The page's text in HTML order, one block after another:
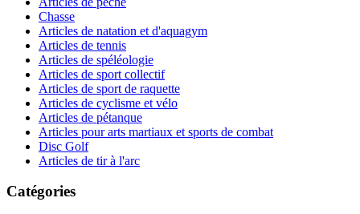
Chasse
Articles de natation et d'aquagym
Articles de tennis
Articles de spéléologie
Articles de sport collectif
Articles de sport de raquette
Articles de cyclisme et vélo
Articles de pétanque
Articles pour arts martiaux et sports de combat
Disc Golf
Articles de tir à l'arc
Catégories